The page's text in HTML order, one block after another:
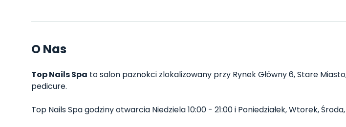
O Nas
Top Nails Spa to salon paznokci zlokalizowany przy Rynek Główny 6, Stare
pedicure.
Top Nails Spa godziny otwarcia Niedziela 10:00 - 21:00 i Poniedziałek, Wtorek,